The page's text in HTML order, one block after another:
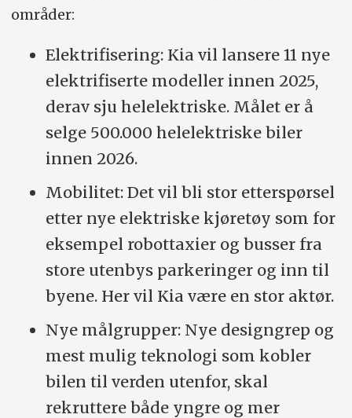
områder:
Elektrifisering: Kia vil lansere 11 nye
elektrifiserte modeller innen 2025,
derav sju helelektriske. Målet er å
selge 500.000 helelektriske biler
innen 2026.
Mobilitet: Det vil bli stor etterspørsel
etter nye elektriske kjøretøy som for
eksempel robottaxier og busser fra
store utenbys parkeringer og inn til
byene. Her vil Kia være en stor aktør.
Nye målgrupper: Nye designgrep og
mest mulig teknologi som kobler
bilen til verden utenfor, skal
rekruttere både yngre og mer